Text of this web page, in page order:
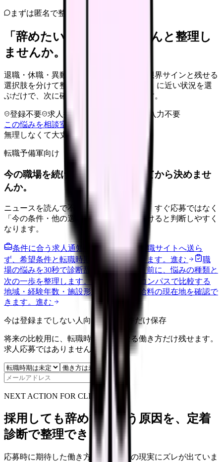
まずは匿名で整理
「辞めたい」を、カンゴさんと整理し
ませんか。
退職・休職・異動を急いで決める前に、限界サインと残せる
選択肢を分けて整理します。 「辞めたい」に近い状況を選
ぶだけで、次に確認することまで進めます。
登録不要 求人押し売りなし
病院名は入力不要
この悩みを相談室で整理する
無理しなくて大丈夫
転職予備軍向け
今の職場を続けるか、条件を比べてから決めませ
んか。
ニュースを読んで不安が強くなった時は、すぐ応募ではなく
「今の条件・他の選択肢・相談先」を分けると判断しやすく
なります。
条件に合う求人通知を受け取る外部転職サイトへ送ら
ず、希望条件と転職時期を自社で預かります。 進む
職
場の悩みを30秒で診断辞めるべきか迷う前に、悩みの種類と
次の一歩を整理します。
給料コンパスで比較する
地域・経験年数・施設形態から、今の給料の現在地を確認で
きます。 進む
今は登録までしない人向け: 希望条件だけ保存
将来の比較用に、転職時期と気になる働き方だけ残せます。
求人応募ではありません。
保存
NEXT ACTION FOR CLINICS
採用しても辞めてしまう原因を、定着
診断で整理できます
応募時に期待した働き方と、入職後の現実にズレが出ていま